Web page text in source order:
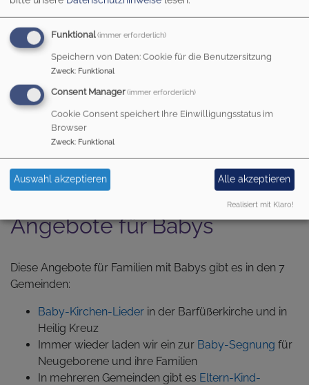
Startseite Was wir tun
Angebote für Babys
ANGEBOTE FÜR
BABYS
Angebote für Babys
Diese Angebote für Familien mit Babys gibt es in den 7
Gemeinden:
Baby-Kirchen-Lieder in der Barfüßerkirche und in
Heilig Kreuz
Immer wieder laden wir ein zur Baby-Segnung für
Neugeborene und ihre Familien
In mehreren Gemeinden gibt es Eltern-Kind-
Funktional(immer erforderlich)
Speichern von Daten: Cookie für die Benutzersitzung
Zweck: Funktional
Consent Manager(immer erforderlich)
Cookie Consent speichert Ihre Einwilligungsstatus im
Browser
Zweck: Funktional
Auswahl akzeptieren Alle akzeptieren
Realisiert mit Klaro!